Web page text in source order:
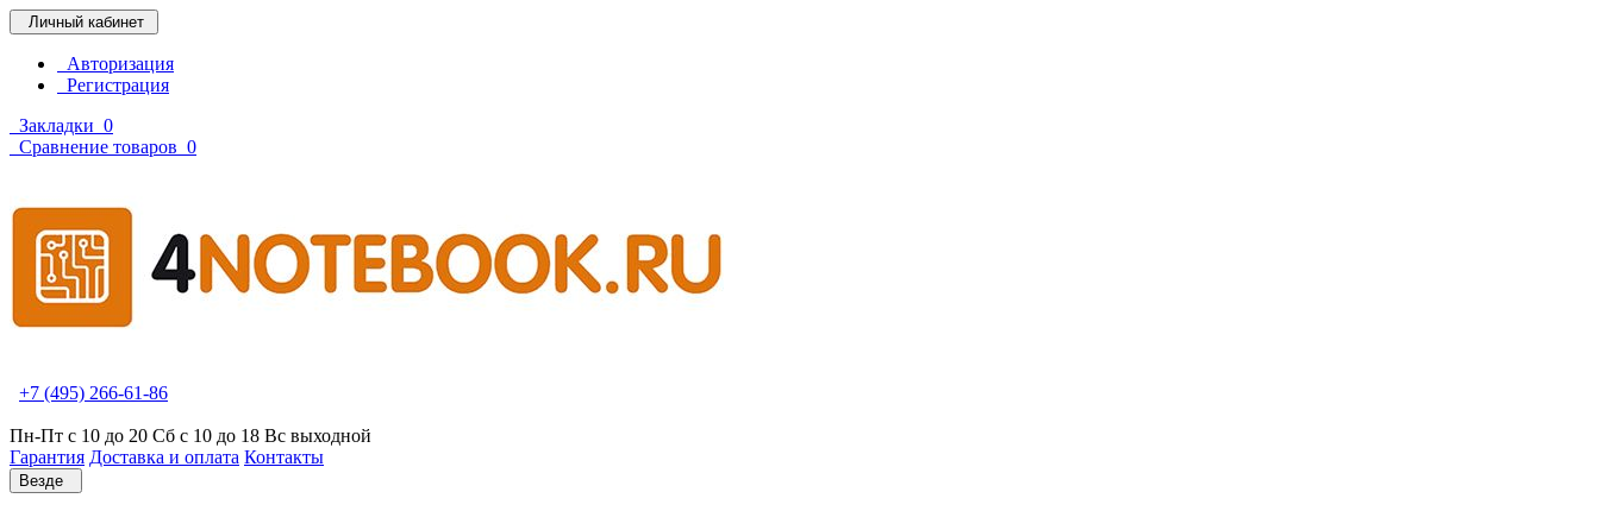
Личный кабинет
Авторизация
Регистрация
Закладки 0
Сравнение товаров 0
+7 (495) 266-61-86
Пн-Пт с 10 до 20 Сб с 10 до 18 Вс выходной
Гарантия Доставка и оплата Контакты
Везде